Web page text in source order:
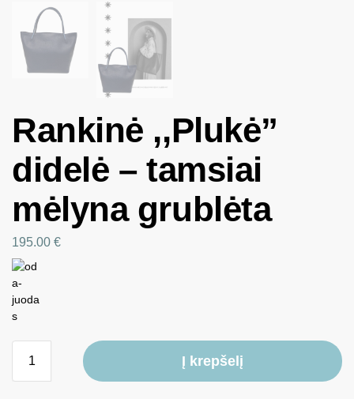
Rankinė ,,Plukė”
didelė – tamsiai
mėlyna grublėta
195.00 €
Į krepšelį